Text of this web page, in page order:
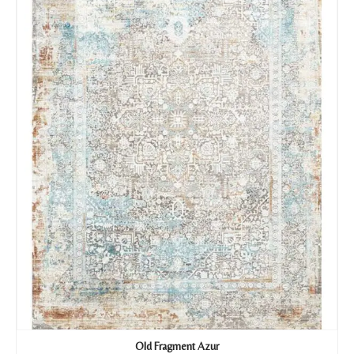
Old Fragment Azur